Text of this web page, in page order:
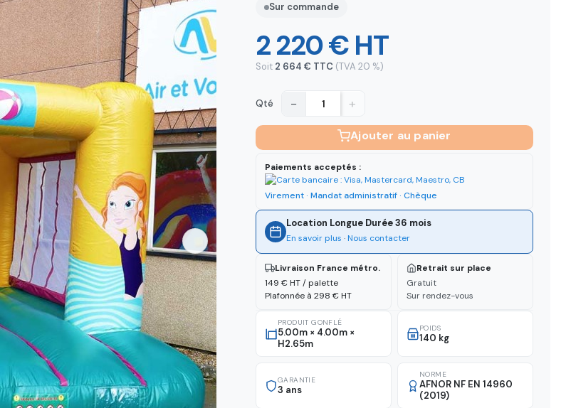
Sur commande
2 220 € HT
Soit 2 664 € TTC (TVA 20 %)
Qté − +
Ajouter au panier
Paiements acceptés :
Virement · Mandat administratif · Chèque
Location Longue Durée 36 mois
En savoir plus · Nous contacter
Livraison France métro.
149 € HT / palette
Plafonnée à 298 € HT
Retrait sur place
Gratuit
Sur rendez-vous
PRODUIT GONFLÉ
5.00m × 4.00m ×
H2.65m
POIDS
140 kg
GARANTIE
3 ans
NORME
AFNOR NF EN 14960
(2019)